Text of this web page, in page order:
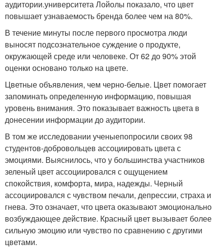
аудитории.университета Лойолы показало, что цвет
повышает узнаваемость бренда более чем на 80%.
В течение минуты после первого просмотра люди
выносят подсознательное суждение о продукте,
окружающей среде или человеке. От 62 до 90% этой
оценки основано только на цвете.
Цветные объявления, чем черно-белые. Цвет помогает
запоминать определенную информацию, повышая
уровень внимания. Это показывает важность цвета в
донесении информации до аудитории.
В том же исследовании ученыепопросили своих 98
студентов-добровольцев ассоциировать цвета с
эмоциями. Выяснилось, что у большинства участников
зеленый цвет ассоциировался с ощущением
спокойствия, комфорта, мира, надежды. Черный
ассоциировался с чувством печали, депрессии, страха и
гнева. Это означает, что цвета оказывают эмоционально
возбуждающее действие. Красный цвет вызывает более
сильную эмоцию или чувство по сравнению с другими
цветами.